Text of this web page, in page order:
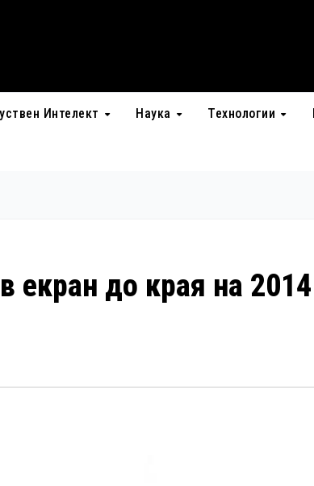
Интелект Наука Технологии
екран до края на 2014